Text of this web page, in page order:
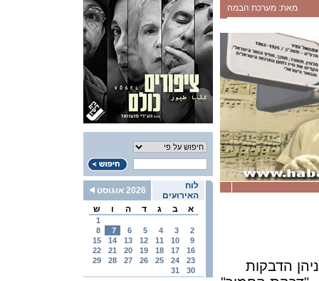
לוח
האירועים
2026 אוגוסט
א
ב ג ד ה ו ש
1
2
3
4
5
6
7
8
9
10
11
12
13
14
15
16
17
18
19
20
21
22
23
24
25
26
27
28
29
30
31
מאת: מערכת הבמה
הדבקות